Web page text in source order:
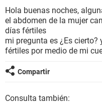
SEXUALIDAD
GLOSARIO
Hola buenas noches,
el abdomen de la mujer
días fértiles
mi pregunta es ¿Es
fértiles por medio de mi
Compartir
Consulta también: